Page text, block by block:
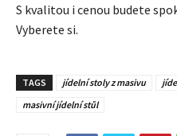
S kvalitou i cenou budete
Vyberete si.
TAGS jídelní stoly z masivu
masivní jídelní stůl